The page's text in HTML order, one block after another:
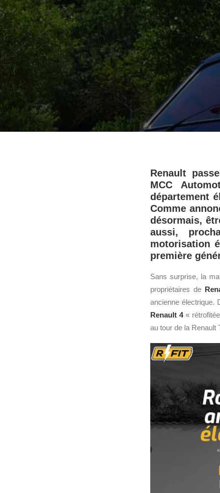
Renault
MCC
département
Comme
désormais,
aussi,
motorisation
première
Sans surprise, la
propriétaires de
ancienne électrique.
Renault 4«
au tour de la Renault